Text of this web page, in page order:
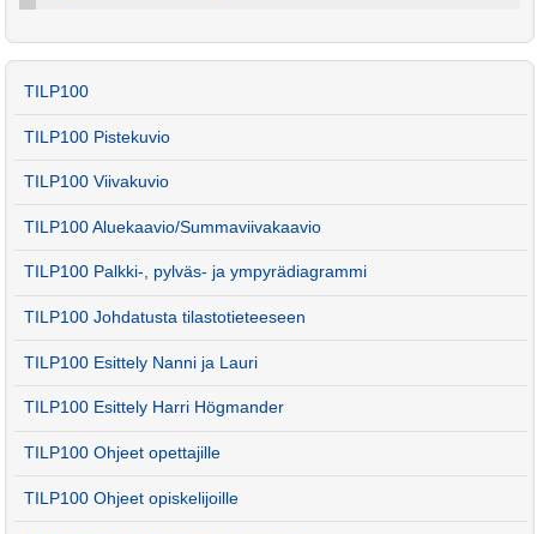
TILP100
TILP100 Pistekuvio
TILP100 Viivakuvio
TILP100 Aluekaavio/Summaviivakaavio
TILP100 Palkki-, pylväs- ja ympyrädiagrammi
TILP100 Johdatusta tilastotieteeseen
TILP100 Esittely Nanni ja Lauri
TILP100 Esittely Harri Högmander
TILP100 Ohjeet opettajille
TILP100 Ohjeet opiskelijoille